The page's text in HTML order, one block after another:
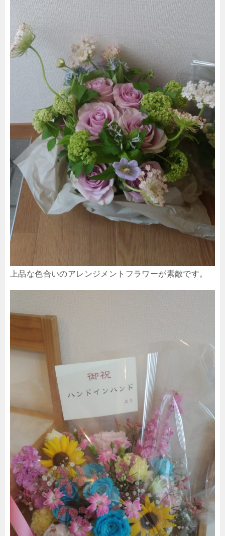
上品な色合いのアレンジメントフラワーが素敵です。